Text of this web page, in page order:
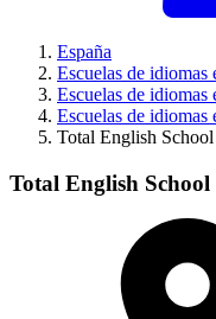
España
Escuelas de
Escuelas de
Escuelas de idiomas
Total English School
Total English School